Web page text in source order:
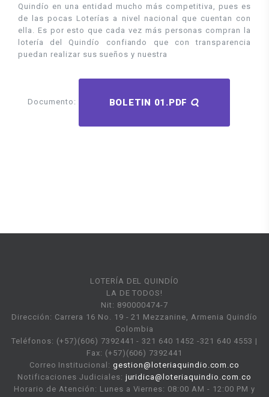
Quindío en una entidad mucho más competitiva, pues es
de las pocas Loterías a nivel nacional que cuentan con
ella. Es por esto que cada vez más personas compran la
lotería del Quindío confiando que con transparencia
puedan realizar sus sueños y nuestra
Documento: BOLETIN 01.PDF
LOTERÍA DEL QUINDÍO
LA DE TODOS!
Nit: 890000474-7
Dirección: Carrera 16 No. 19 - 21 Mezzanine, Armenia Quindío
Colombia
Teléfonos: (+57)(606) 7392441 - 321 640 1452 -321 640 4553 |
Fax: (+57)(606) 7392441
Correo Institucional:gestion@loteriaquindio.com.co
Notificaciones Judiciales: juridica@loteriaquindio.com.co
Horario de Atención: Lunes a Viernes: 08:00 AM - 12:00 PM y